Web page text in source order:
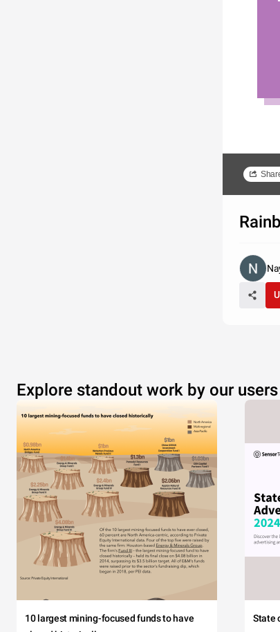
Explore standout work by our users
10 largest mining-focused funds to have
State